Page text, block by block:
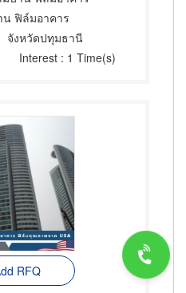
ฟิล์มอาคาร
จังหวัดปทุมธานี
Interest : 1 Time(s)
RFQ